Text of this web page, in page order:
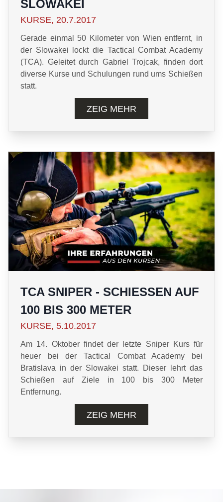
LOWAKEI
KURSE, 20.7.2017
Gerade einmal 50 Kilometer von Wien entfernt, in
der Slowakei lockt die Tactical Combat Academy
(TCA). Geleitet durch Gabriel Trojcak, finden dort
diverse Kurse und Schulungen rund ums Schießen
statt.
ZEIG MEHR
TCA SNIPER - SCHIESSEN AUF
100 BIS 300 METER
KURSE, 5.10.2017
Am 14. Oktober findet der letzte Sniper Kurs für
heuer bei der Tactical Combat Academy bei
Bratislava in der Slowakei statt. Dieser lehrt das
Schießen auf Ziele in 100 bis 300 Meter
Entfernung.
ZEIG MEHR